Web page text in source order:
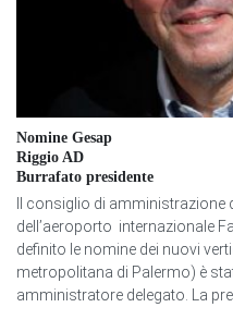
Nomine Gesap
Riggio AD
Burrafato presidente
Il consiglio di amministrazione
dell’aeroporto internazionale
definito le nomine dei nuovi
metropolitana di Palermo) è
amministratore delegato. La